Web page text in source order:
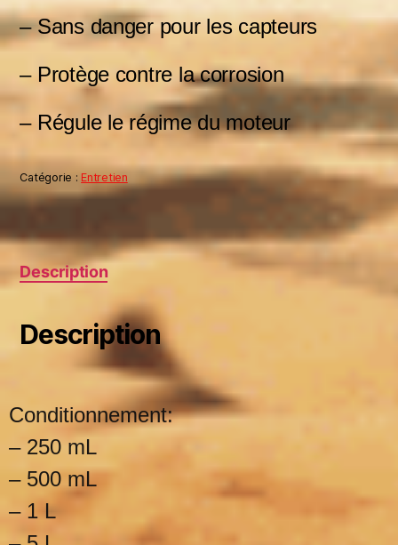
– Sans danger pour les capteurs
– Protège contre la corrosion
– Régule le régime du moteur
Catégorie :Entretien
Description
Description
Conditionnement:
– 250 mL
– 500 mL
– 1 L